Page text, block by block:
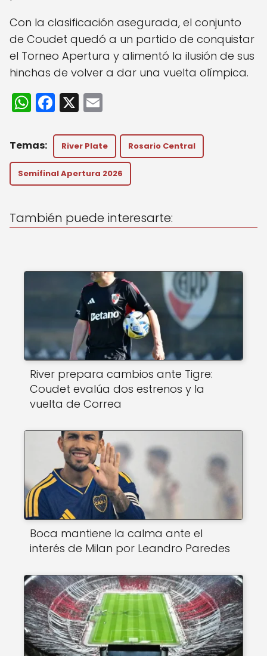
Con la clasificación asegurada, el conjunto
de Coudet quedó a un partido de conquistar
el Torneo Apertura y alimentó la ilusión de sus
hinchas de volver a dar una vuelta olímpica.
W
h
a
ts
A
p
F
a
c
e
b
o
k
X
ai
l
River Plate Rosario Central
Semifinal Apertura 2026
También puede interesarte:
River prepara cambios ante Tigre:
Coudet evalúa dos estrenos y la
vuelta de Correa
Boca mantiene la calma ante el
interés de Milan por Leandro Paredes